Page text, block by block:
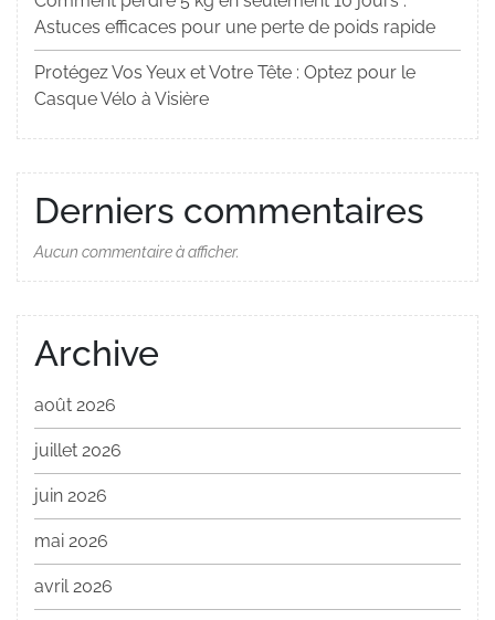
Astuces efficaces pour une perte de poids rapide
Protégez Vos Yeux et Votre Tête : Optez pour le
Casque Vélo à Visière
Derniers commentaires
Aucun commentaire à afficher.
Archive
août 2026
juillet 2026
juin 2026
mai 2026
avril 2026